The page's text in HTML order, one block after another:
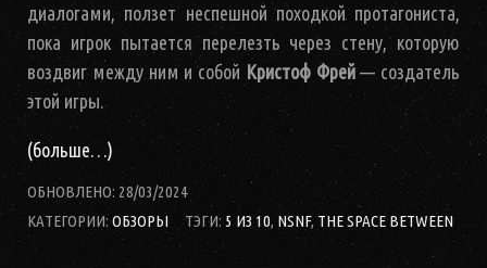
диалогами, ползет неспешной походкой протагониста,
пока игрок пытается перелезть через стену, которую
воздвиг между ним и собой Кристоф Фрей— создатель
этой игры.
(больше…)
ОБНОВЛЕНО: 28/03/2024
КАТЕГОРИИ:ОБЗОРЫ ТЭГИ: 5 ИЗ 10, NSNF, THE SPACE BETWEEN